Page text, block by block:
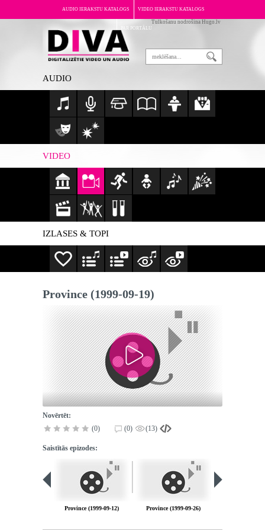
AUDIO IERAKSTU KATALOGS VIDEO IERAKSTU KATALOGS
PAR PORTĀLU
Tulkošanu nodrošina Hugo.lv
AUDIO
VIDEO
IZLASES & TOPI
Province (1999-09-19)
Novērtēt:
(0)
(0) (13)
Saistītās epizodes:
Province (1999-09-12) Province (1999-09-26)